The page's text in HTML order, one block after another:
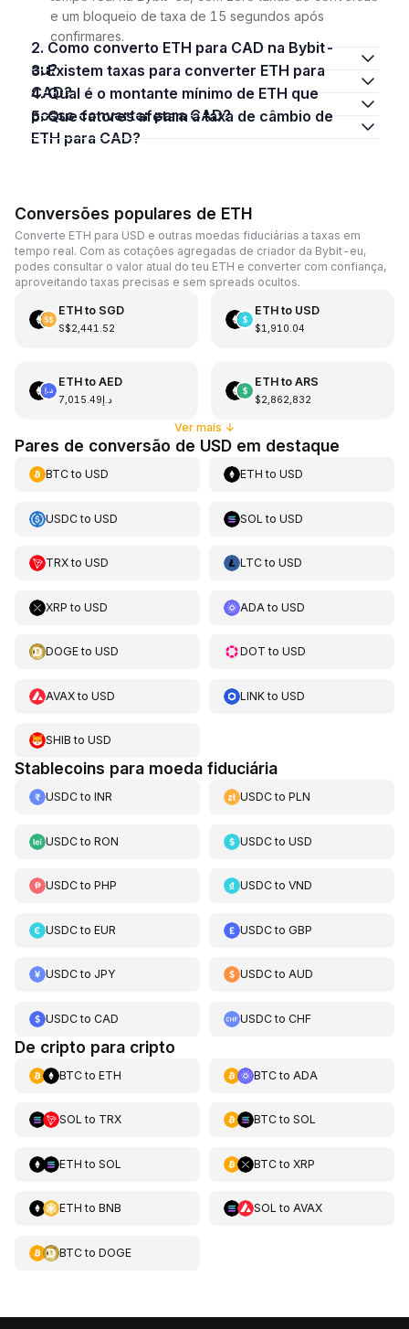
e um bloqueio de taxa de 15 segundos após
confirmares.
2. Como converto ETH para CAD na Bybit-
eu?
3. Existem taxas para converter ETH para
CAD?
4. Qual é o montante mínimo de ETH que
posso converter para CAD?
5. Que fatores afetam a taxa de câmbio de
ETH para CAD?
Conversões populares de ETH
Converte ETH para USD e outras moedas fiduciárias a taxas em
tempo real. Com as cotações agregadas de criador da Bybit-eu,
podes consultar o valor atual do teu ETH e converter com confiança,
aproveitando taxas precisas e sem spreads ocultos.
ETHto SGD
S$2,441.52
ETHto USD
$1,910.04
ETHto AED
د.إ7,015.49
ETHto ARS
$2,862,832
Ver mais ↓
Pares de conversão de USD em destaque
BTCto USD ETH toUSD
USDCto USD SOL toUSD
TRXto USD LTCtoUSD
XRP to USD ADA toUSD
DOGEto USD DOT toUSD
AVAXto USD LINKtoUSD
SHIB to USD
Stablecoins para moeda fiduciária
USDCto INR USDCtoPLN
USDCto RON USDCtoUSD
USDCto PHP USDCtoVND
USDCto EUR USDCtoGBP
USDCto JPY USDCtoAUD
USDCto CAD USDCtoCHF
De cripto para cripto
BTCto ETH BTCto ADA
SOL to TRX BTCto SOL
ETH to SOL BTCto XRP
ETH to BNB SOL to AVAX
BTCto DOGE